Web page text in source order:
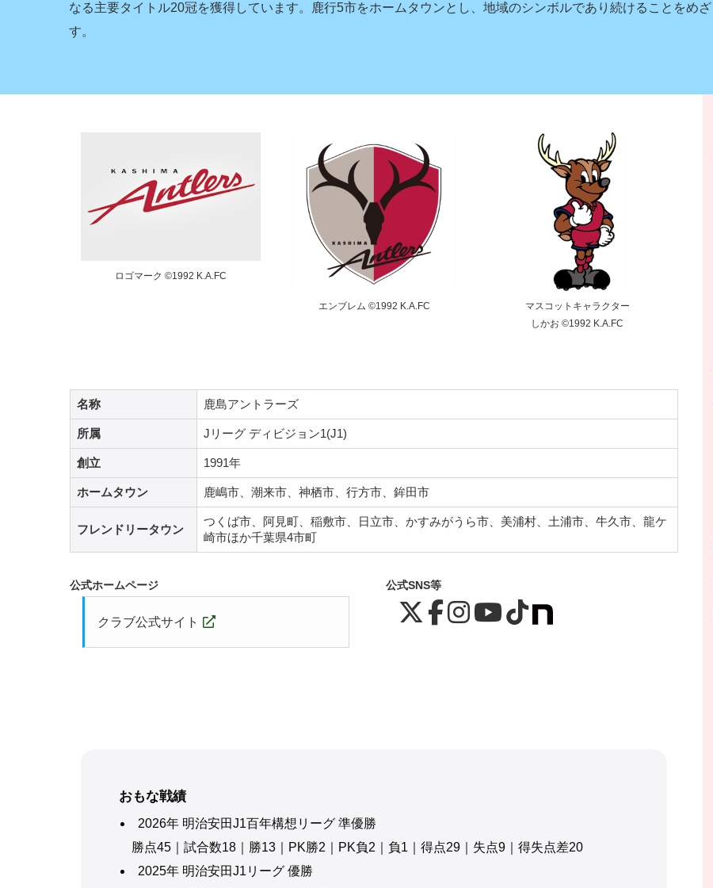
なる主要タイトル20冠を獲得しています。鹿行5市をホームタウンとし、地域のシンボルであり続けることをめ
す。
ロゴマーク ©1992 K.A.FC
エンブレム ©1992 K.A.FC
マスコットキャラクター
しかお ©1992 K.A.FC
名称 鹿島アントラーズ
所属 Jリーグ ディビジョン1(J1)
創立 1991年
ホームタウン 鹿嶋市、潮来市、神栖市、行方市、鉾田市
フレンドリータウン
つくば市、阿見町、稲敷市、日立市、かすみがうら市、美浦村、土浦市、牛久市、龍ケ
崎市ほか千葉県4市町
公式ホームページ
クラブ公式サイト
公式SNS等
おもな戦績
2026年 明治安田J1百年構想リーグ 準優勝
勝点45｜試合数18｜勝13｜PK勝2｜PK負2｜負1｜得点29｜失点9｜得失点差20
2025年 明治安田J1リーグ 優勝